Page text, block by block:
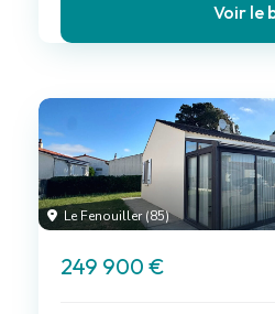
Voir le
Le Fenouiller (85)
249 900 €